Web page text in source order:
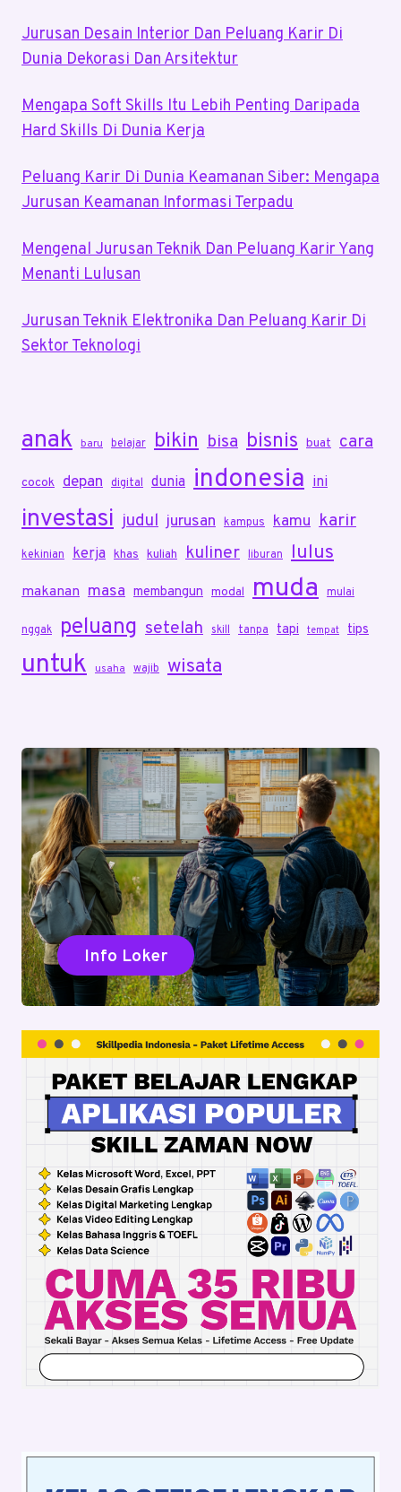
Jurusan Desain Interior Dan Peluang Karir Di
Dunia Dekorasi Dan Arsitektur
Mengapa Soft Skills Itu Lebih Penting Daripada
Hard Skills Di Dunia Kerja
Peluang Karir Di Dunia Keamanan Siber: Mengapa
Jurusan Keamanan Informasi Terpadu
Mengenal Jurusan Teknik Dan Peluang Karir Yang
Menanti Lulusan
Jurusan Teknik Elektronika Dan Peluang Karir Di
Sektor Teknologi
anak baru belajar bikin bisa bisnis buat cara
cocok depan digital dunia indonesia ini
investasi judul jurusan kampus kamu karir
kekinian kerja khas kuliah kuliner liburan lulus
makanan masa membangun modal muda mulai
nggak peluang setelah skill tanpa tapi tempat tips
untuk usaha wajib wisata
Info Loker